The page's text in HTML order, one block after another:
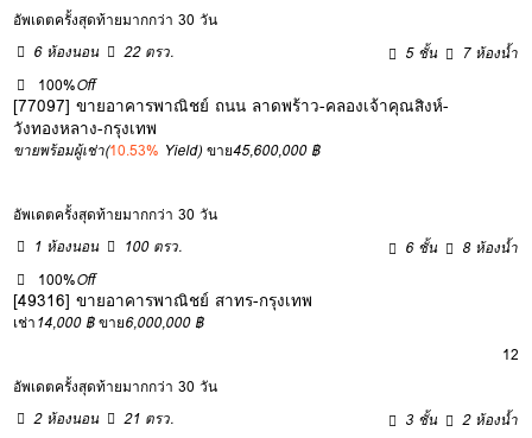
อัพเดตครั้งสุดท้ายมากกว่า 30 วัน
6 ห้องนอน
22 ตรว. 5 ชั้น
7 ห้องน้ำ
100%Off
[77097] ขายอาคารพาณิชย์ ถนน ลาดพร้าว-คลองเจ้าคุณสิงห์-
วังทองหลาง-กรุงเทพ
ขายพร้อมผู้เช่า(10.53% Yield) ขาย45,600,000 ฿
อัพเดตครั้งสุดท้ายมากกว่า 30 วัน
1 ห้องนอน
100 ตรว. 6 ชั้น
8 ห้องน้ำ
100%Off
[49316] ขายอาคารพาณิชย์ สาทร-กรุงเทพ
เช่า14,000 ฿ ขาย6,000,000 ฿
12
อัพเดตครั้งสุดท้ายมากกว่า 30 วัน
2 ห้องนอน
21 ตรว. 3 ชั้น
2 ห้องน้ำ